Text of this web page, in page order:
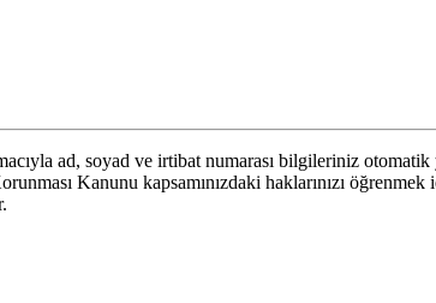
ad, soyad ve irtibat numarası bilgileriniz
Kanunu kapsamınızdaki haklarınızı öğrenmek